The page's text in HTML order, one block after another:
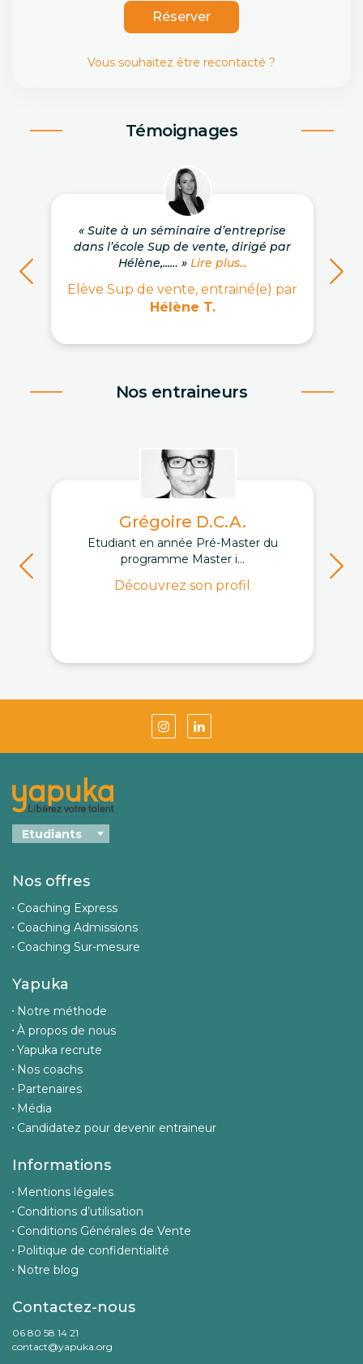
Réserver
Vous souhaitez être recontacté ?
Témoignages
« Suite à un séminaire d’entreprise
dans l’école Sup de vente, dirigé par
Hélène,...… » Lire plus...
Elève Sup de vente, entrainé(e) par
Hélène T.
Nos entraineurs
Grégoire D.C.A.
Etudiant en année Pré-Master du
programme Master i...
Découvrez son profil
Nos offres
Coaching Express
Coaching Admissions
Coaching Sur-mesure
Yapuka
Notre méthode
À propos de nous
Yapuka recrute
Nos coachs
Partenaires
Média
Candidatez pour devenir entraineur
Informations
Mentions légales
Conditions d’utilisation
Conditions Générales de Vente
Politique de confidentialité
Notre blog
Contactez-nous
06 80 58 14 21
contact@yapuka.org